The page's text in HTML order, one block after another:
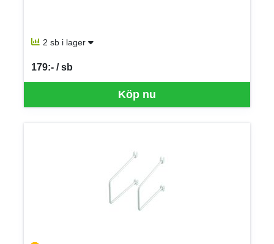
2 sb i lager
Köp nu
179:- / sb
SEK per SB